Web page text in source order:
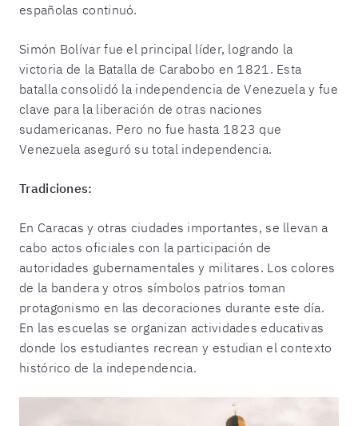
españolas continuó.
Simón Bolívar fue el principal líder, logrando la
victoria de la Batalla de Carabobo en 1821. Esta
batalla consolidó la independencia de Venezuela y fue
clave para la liberación de otras naciones
sudamericanas. Pero no fue hasta 1823 que
Venezuela aseguró su total independencia.
Tradiciones:
En Caracas y otras ciudades importantes, se llevan a
cabo actos oficiales con la participación de
autoridades gubernamentales y militares. Los colores
de la bandera y otros símbolos patrios toman
protagonismo en las decoraciones durante este día.
En las escuelas se organizan actividades educativas
donde los estudiantes recrean y estudian el contexto
histórico de la independencia.